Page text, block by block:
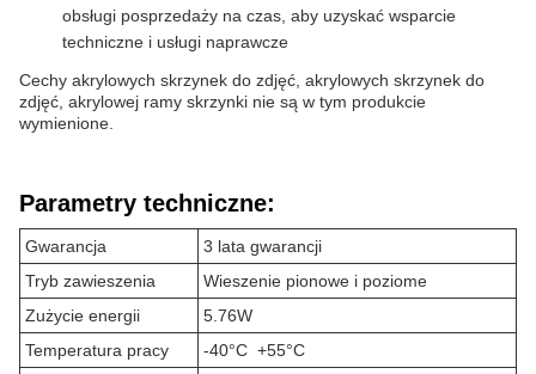
obsługi posprzedaży na czas, aby uzyskać wsparcie
techniczne i usługi naprawcze
Cechy akrylowych skrzynek do zdjęć, akrylowych skrzynek do
zdjęć, akrylowej ramy skrzynki nie są w tym produkcie
wymienione.
Parametry techniczne:
Gwarancja
3 lata gwarancji
Tryb zawieszenia
Wieszenie pionowe i poziome
Zużycie energii
5.76W
Temperatura pracy
-40°C ️ +55°C